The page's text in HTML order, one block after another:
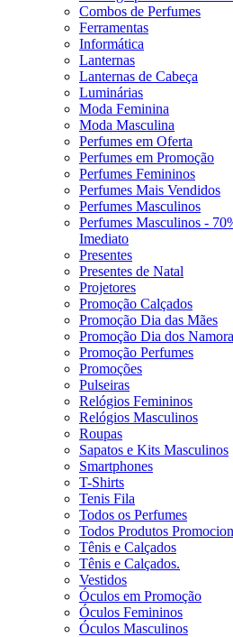
Combos de Perfumes
Ferramentas
Informática
Lanternas
Lanternas de Cabeça
Luminárias
Moda Feminina
Moda Masculina
Perfumes em Oferta
Perfumes em Promoção
Perfumes Femininos
Perfumes Mais Vendidos
Perfumes Masculinos
Perfumes Masculinos -
Imediato
Presentes
Presentes de Natal
Projetores
Promoção Calçados
Promoção Dia das Mães
Promoção Dia dos
Promoção Perfumes
Promoções
Pulseiras
Relógios Femininos
Relógios Masculinos
Roupas
Sapatos e Kits Masculinos
Smartphones
T-Shirts
Tenis Fila
Todos os Perfumes
Todos Produtos
Tênis e Calçados
Tênis e Calçados.
Vestidos
Óculos em Promoção
Óculos Femininos
Óculos Masculinos